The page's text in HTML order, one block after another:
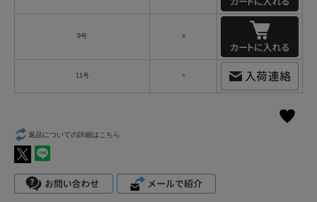
9号 ○
11号 ×
返品についての詳細はこちら